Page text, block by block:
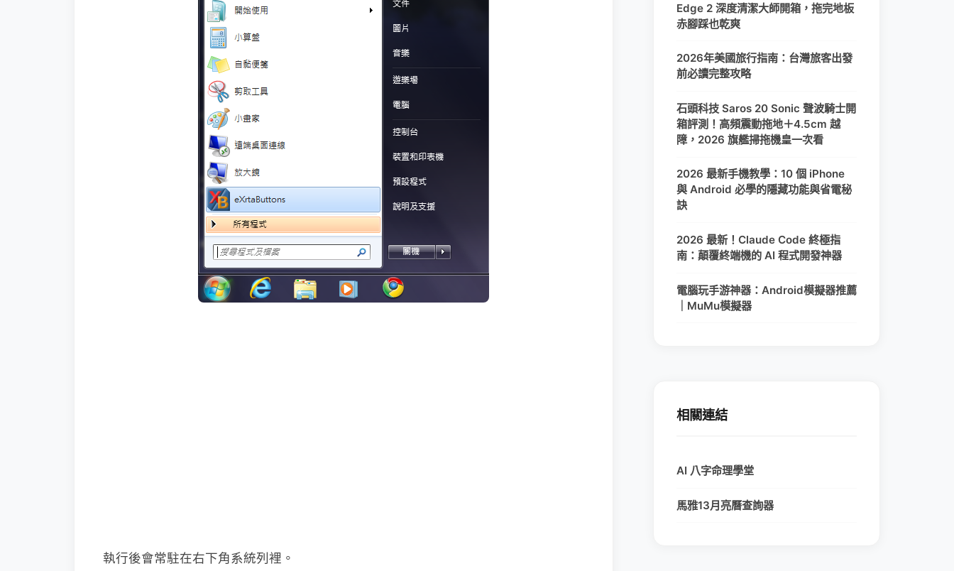
執行後會常駐在右下角系統列裡。
Edge 2 深度清潔大師開箱，拖完地板
赤腳踩也乾爽
2026年美國旅行指南：台灣旅客出發
前必讀完整攻略
石頭科技 Saros 20 Sonic 聲波騎士開
箱評測！高頻震動拖地＋4.5cm 越
障，2026 旗艦掃拖機皇一次看
2026 最新手機教學：10 個 iPhone
與 Android 必學的隱藏功能與省電秘
訣
2026 最新！Claude Code 終極指
南：顛覆終端機的 AI 程式開發神器
電腦玩手游神器：Android模擬器推薦
｜MuMu模擬器
相關連結
AI 八字命理學堂
馬雅13月亮曆查詢器